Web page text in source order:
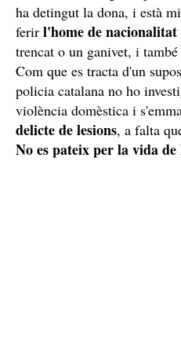
ha detingut la dona, i està
ferir l'home de nacionalitat
trencat o un ganivet, i
Com que es tracta d'un
policia catalana no ho
violència domèstica i
delicte de lesions, a falta
No es pateix per la vida